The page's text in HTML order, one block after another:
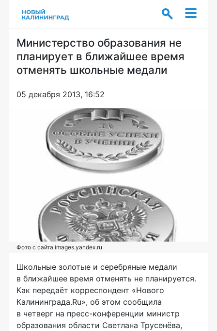
Министерство образования не
планирует в ближайшее время
отменять школьные медали
05 декабря 2013, 16:52
Фото с сайта images.yandex.ru
Школьные золотые и серебряные медали
в ближайшее время отменять не планируется.
Как передаёт корреспондент «Нового
Калининграда.Ru», об этом сообщила
в четверг на пресс-конференции министр
образования области Светлана Трусенёва,